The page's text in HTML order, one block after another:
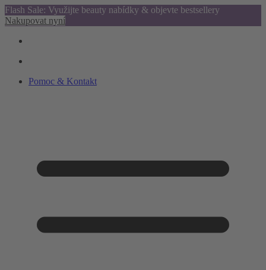
Flash Sale: Využijte beauty nabídky & objevte bestsellery
Nakupovat nyní
Pomoc & Kontakt